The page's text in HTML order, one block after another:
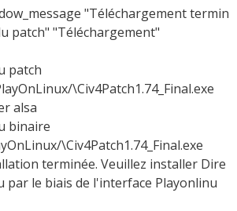
"Téléchargement termin
patch" "Téléchargement"
patch
\Civ4Patch1.74_Final.exe
alsa
binaire
\Civ4Patch1.74_Final.exe
terminée. Veuillez installer Dire
par le biais de l'interface Playonlinu